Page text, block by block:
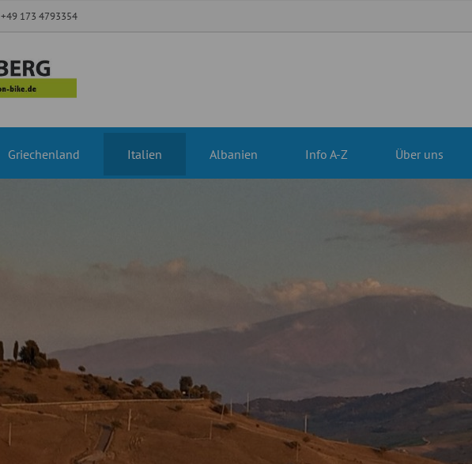
+49 173 4793354
Griechenland Italien Albanien Info A-Z Über uns